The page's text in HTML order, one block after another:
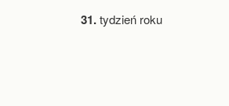
31.tydzień roku